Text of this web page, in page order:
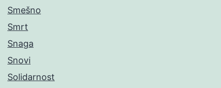
Smešno
Smrt
Snaga
Snovi
Solidarnost